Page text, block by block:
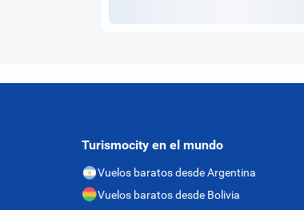
Turismocity en el mundo
Vuelos baratos desde Argentina
Vuelos baratos desde Bolivia